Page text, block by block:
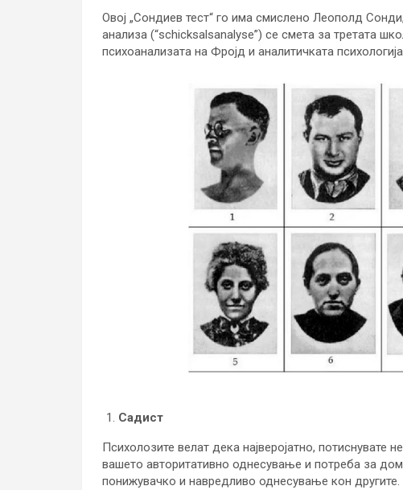
Овој „Сондиев тест“ го има смислено Леополд
анализа (“schicksalsanalyse”) се смета за третата
психоанализата на Фројд и аналитичката
Садист
Психолозите велат дека најверојатно, потиснувате
вашето авторитативно однесување и потреба за
понижувачко и навредливо однесување кон